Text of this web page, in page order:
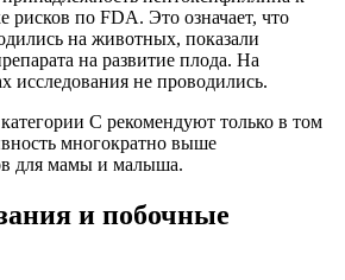
рисков по FDA. Это означает, что
на животных, показали
на развитие плода. На
не проводились.
C рекомендуют только в том
многократно выше
для мамы и малыша.
и побочные